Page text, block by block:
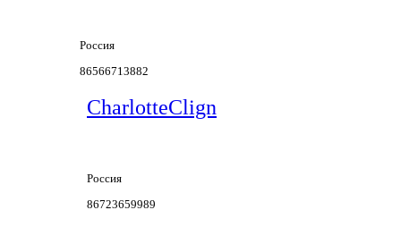
Россия
86566713882
CharlotteClign
Россия
86723659989